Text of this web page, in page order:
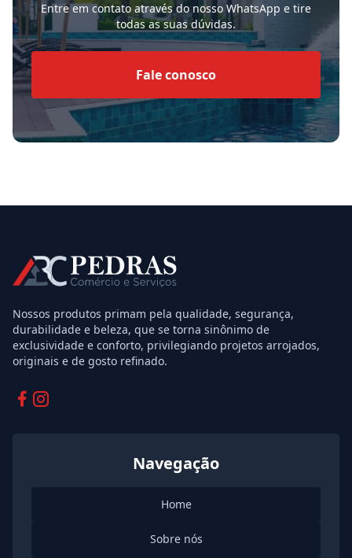
Entre em contato através do nosso WhatsApp e tire
todas as suas dúvidas.
Fale conosco
Nossos produtos primam pela qualidade, segurança,
durabilidade e beleza, que se torna sinônimo de
exclusividade e conforto, privilegiando projetos arrojados,
originais e de gosto refinado.
Facebook
Navegação
Home
Sobre nós